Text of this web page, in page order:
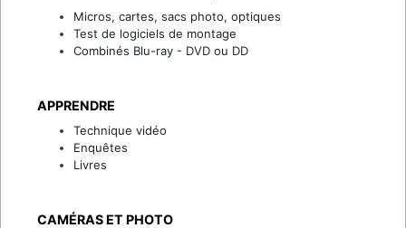
Micros, cartes, sacs photo, optiques
Test de logiciels de montage
Combinés Blu-ray - DVD ou DD
APPRENDRE
Technique vidéo
Enquêtes
Livres
CAMÉRAS ET PHOTO